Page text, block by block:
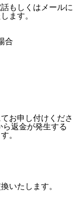
もしくはメールに
ます。
合
お申し付けくださ
返金が発生する
。
いたします。